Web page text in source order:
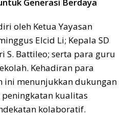
Generasi Berdaya
oleh Ketua Yayasan
Elcid Li; Kepala SD
S. Battileo; serta para guru
Kehadiran para
ini menunjukkan dukungan
kualitas
kolaboratif.